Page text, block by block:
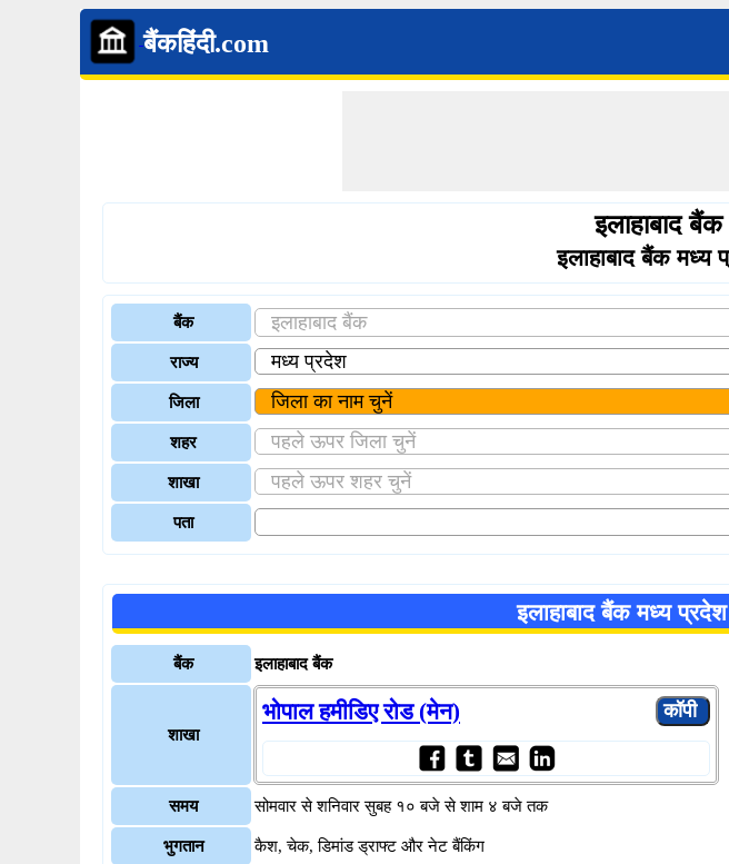
बैंकहिंदी.com
इलाहाबाद
इलाहाबाद बैंक मध्य
बैंक
राज्य
जिला
शहर
शाखा
पता
इलाहाबाद बैंक मध्य
बैंक इलाहाबाद बैंक
शाखा
भोपाल हमीडिए रोड (मेन)
समय सोमवार से शनिवार सुबह १० बजे से शाम ४ बजे तक
भुगतान कैश, चेक, डिमांड ड्राफ्ट और नेट बैंकिंग